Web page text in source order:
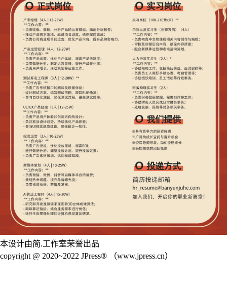
本设计由简.工作室荣誉出品
copyright @ 2020~2022 JPress® （www.jpress.cn）